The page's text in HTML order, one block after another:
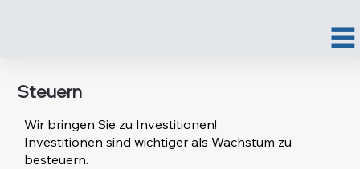
Steuern
Wir bringen Sie zu Investitionen!
Investitionen sind wichtiger als Wachstum zu
besteuern.